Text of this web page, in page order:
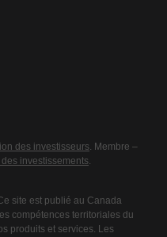
des investisseurs. Membre –
investissements.
site est publié au Canada
compétences territoriales du
produits et services. Les